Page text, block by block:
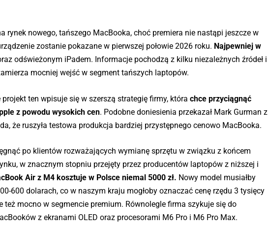
rynek nowego, tańszego MacBooka, choć premiera nie nastąpi jeszcze w
zostanie pokazane w pierwszej połowie 2026 roku. Najpewniej w
odświeżonym iPadem. Informacje pochodzą z kilku niezależnych źródeł i
mocniej wejść w segment tańszych laptopów.
ten wpisuje się w szerszą strategię firmy, którachce przyciągnąć
z powodu wysokich cen. Podobne doniesienia przekazał Mark Gurman z
że ruszyła testowa produkcja bardziej przystępnego cenowo MacBooka.
po klientów rozważających wymianę sprzętu w związku z końcem
w znacznym stopniu przejęty przez producentów laptopów z niższej i
Air z M4 kosztuje w Polsce niemal 5000 zł. Nowy model musiałby
600 dolarach, co w naszym kraju mogłoby oznaczać cenę rzędu 3 tysięcy
też mocno w segmencie premium. Równolegle firma szykuje się do
z ekranami OLED oraz procesorami M6 Pro i M6 Pro Max.